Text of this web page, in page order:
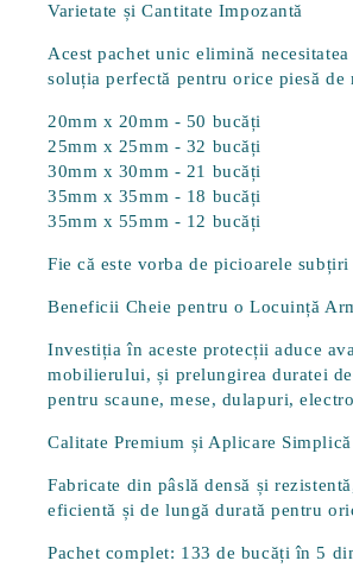
Varietate și Cantitate Impozantă
Acest pachet unic elimină
soluția perfectă pentru orice piesă de
20mm x 20mm - 50 bucăți
25mm x 25mm - 32 bucăți
30mm x 30mm - 21 bucăți
35mm x 35mm - 18 bucăți
35mm x 55mm - 12 bucăți
Fie că este vorba de picioarele
Beneficii Cheie pentru o Locuință
Investiția în aceste protecții aduce
mobilierului, și prelungirea duratei
pentru scaune, mese, dulapuri,
Calitate Premium și Aplicare Simplică
Fabricate din pâslă densă și
eficientă și de lungă durată pentru
Pachet complet: 133 de bucăți în 5